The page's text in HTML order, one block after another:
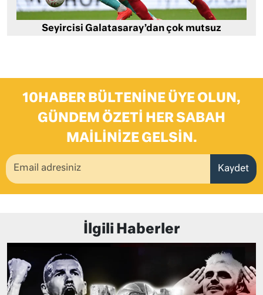
Seyircisi Galatasaray’dan çok mutsuz
10HABER BÜLTENINE ÜYE OLUN,
GÜNDEM ÖZETI HER SABAH
MAILINIZE GELSIN.
Kaydet
İlgili Haberler